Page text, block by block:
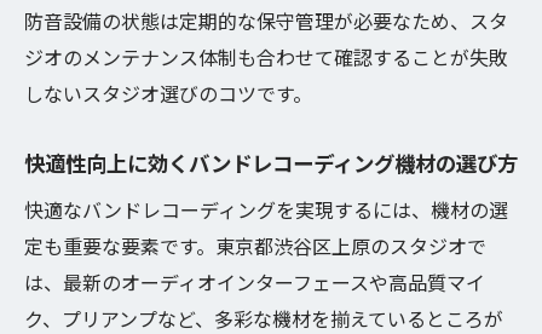
防音設備の状態は定期的な保守管理が必要なため、スタ
ジオのメンテナンス体制も合わせて確認することが失敗
しないスタジオ選びのコツです。
快適性向上に効くバンドレコーディング機材の選び方
快適なバンドレコーディングを実現するには、機材の選
定も重要な要素です。東京都渋谷区上原のスタジオで
は、最新のオーディオインターフェースや高品質マイ
ク、プリアンプなど、多彩な機材を揃えているところが